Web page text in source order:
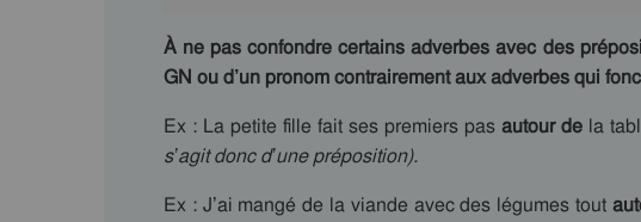
À ne pas confondre certains adverbes avec des
GN ou d’un pronom contrairement aux adverbes qui
Ex : La petite fille fait ses premiers pas autour de la
s’agit donc d’une préposition).
Ex : J’ai mangé de la viande avec des légumes tout